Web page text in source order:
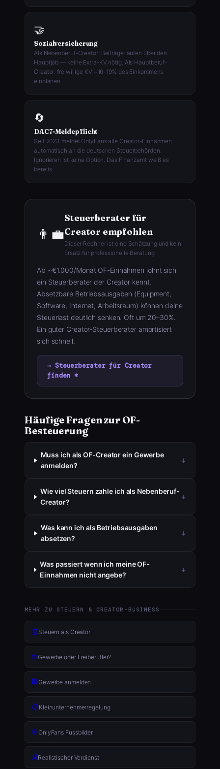
🤝
Sozialversicherung
Als Nebenberuf-Creator: Beiträge laufen über den
Hauptjob — keine Extra-KV nötig. Als Hauptberuf-
Creator: freiwillige KV ~16–19% des Einkommens
einplanen.
🔄
DAC7-Meldepflicht
Seit 2023 meldet OnlyFans alle Creator-Einnahmen
automatisch an die deutschen Steuerbehörden.
Ignorieren ist keine Option. Das Finanzamt weiß es
bereits.
👨‍💼
Steuerberater für
Creator empfohlen
Dieser Rechner ist eine Schätzung und kein
Ersatz für professionelle Beratung
Ab ~€1.000/Monat OF-Einnahmen lohnt sich
ein Steuerberater der Creator kennt.
Absetzbare Betriebsausgaben (Equipment,
Software, Internet, Arbeitsraum) können deine
Steuerlast deutlich senken. Oft um 20–30%.
Ein guter Creator-Steuerberater amortisiert
sich schnell.
→ Steuerberater für Creator
finden *
Häufige Fragen zur OF-
Besteuerung
Muss ich als OF-Creator ein Gewerbe
anmelden?
Wie viel Steuern zahle ich als Nebenberuf-
Creator?
Was kann ich als Betriebsausgaben
absetzen?
Was passiert wenn ich meine OF-
Einnahmen nicht angebe?
MEHR ZU STEUERN & CREATOR-BUSINESS
🧾 Steuern als Creator
⚖️Gewerbe oder Freiberufler?
🏢Gewerbe anmelden
📋Kleinunternehmerregelung
🎯OnlyFans Fussbilder
💰Realistischer Verdienst